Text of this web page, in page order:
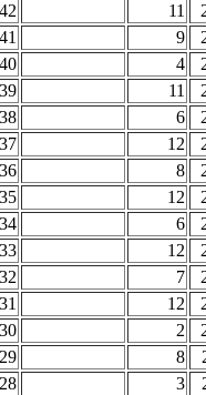
11
9
4
11
6
12
8
12
6
12
7
12
2
8
3